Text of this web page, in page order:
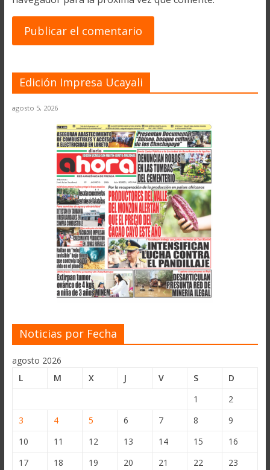
Edición Impresa Ucayali
agosto 5, 2026
Noticias por Fecha
agosto 2026
L
M X J V S
D
1
2
3
4 5 6 7 8
9
10
11 12 13 14 15
16
17
18 19 20 21 22
23